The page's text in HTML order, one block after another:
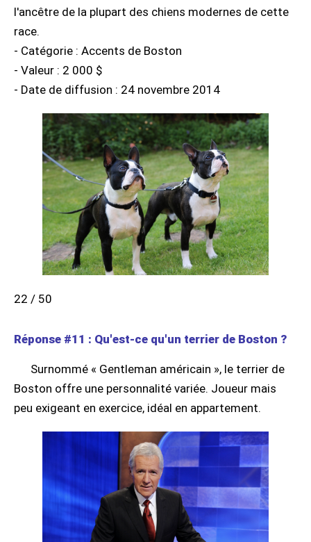
l'ancêtre de la plupart des chiens modernes de cette
race.
- Catégorie : Accents de Boston
- Valeur : 2 000 $
- Date de diffusion : 24 novembre 2014
22 / 50
Réponse #11 : Qu'est-ce qu'un terrier de Boston ?
Surnommé « Gentleman américain », le terrier de
Boston offre une personnalité variée. Joueur mais
peu exigeant en exercice, idéal en appartement.